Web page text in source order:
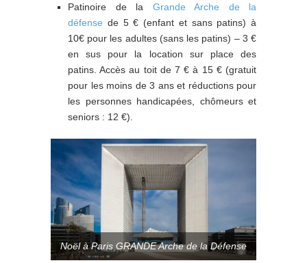
Patinoire de la Grande Arche de la
défense de 5 € (enfant et sans patins) à
10€ pour les adultes (sans les patins) – 3 €
en sus pour la location sur place des
patins. Accès au toit de 7 € à 15 € (gratuit
pour les moins de 3 ans et réductions pour
les personnes handicapées, chômeurs et
seniors : 12 €).
Noël à Paris GRANDE Arche de la Défense